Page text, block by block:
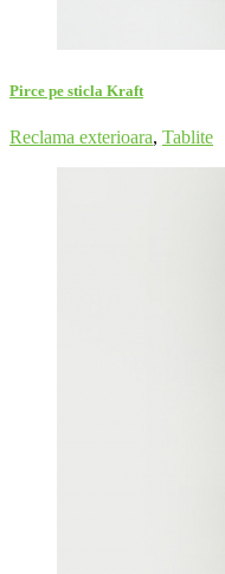
Pirce pe sticla Kraft
Reclama exterioara, Tablite